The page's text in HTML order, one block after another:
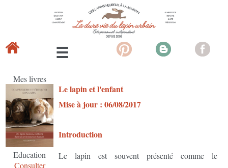
Mes livres
Education
Consulter
Le lapin et l'enfant
Mise à jour : 06/08/2017
Introduction
Le lapin est souvent présenté comme le